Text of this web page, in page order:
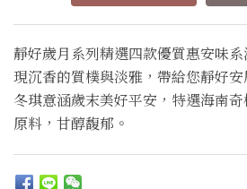
靜好歲月系列精選四款優質惠安味
現沉香的質樸與淡雅，帶給您靜好安
冬琪意涵歲末美好平安，特選海南
原料，甘醇馥郁。